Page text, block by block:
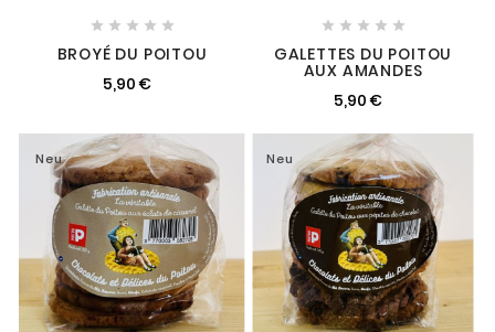
    
BROYÉ DU POITOU
5,90 €
    
GALETTES DU POITOU
AUX AMANDES
5,90 €
Neu Neu